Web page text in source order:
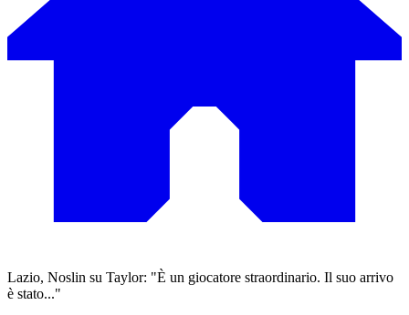
Lazio, Noslin su Taylor: "È un giocatore straordinario. Il suo arrivo
è stato..."